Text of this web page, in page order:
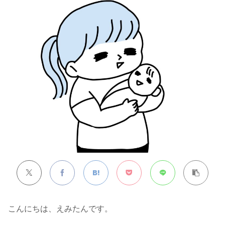
こんにちは、えみたんです。